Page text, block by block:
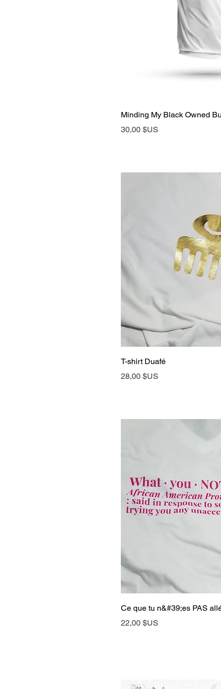
Aperçu
Minding My Black Owned
Prix
30,00 $US
T-shirt Duafé
Prix
28,00 $US
Aperçu
Ce que tu n&#39;es PAS
Prix
22,00 $US